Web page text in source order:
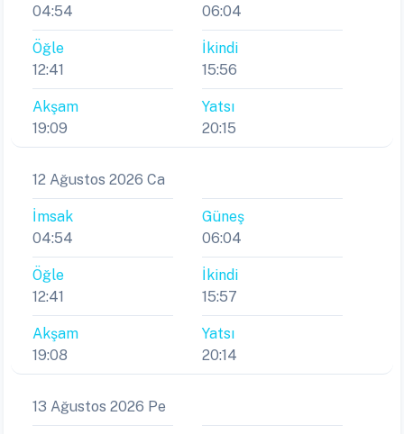
04:54
06:04
Öğle
12:41
İkindi
15:56
Akşam
19:09
Yatsı
20:15
12 Ağustos 2026 Ca
İmsak
04:54
Güneş
06:04
Öğle
12:41
İkindi
15:57
Akşam
19:08
Yatsı
20:14
13 Ağustos 2026 Pe